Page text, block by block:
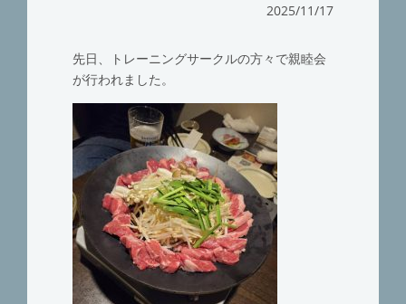
2025/11/17
先日、トレーニングサークルの方々で親睦会
が行われました。